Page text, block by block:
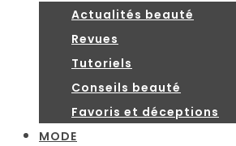
Actualités beauté
Revues
Tutoriels
Conseils beauté
Favoris et déceptions
MODE